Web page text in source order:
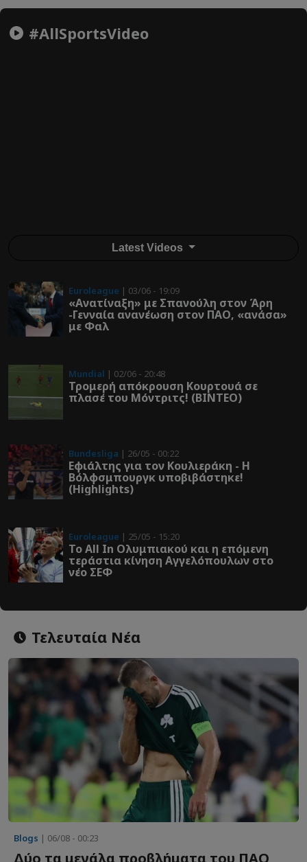
#AllSportsVideo
Latest Videos
Euroleague | 03/06 - 19:09
«Ανατίναξη» με Σπανούλη στον Άρη
-Γενναία ανανέωση στον ΠΑΟ, «ανάσα»
με Φαλ
Mundial | 02/06 - 20:48
Τρομερή απόκρουση Κουρτουά σε
πλασέ του Μόντριτς! (ΒΙΝΤΕΟ)
Bundesliga | 26/05 - 00:22
Εφιάλτης για τον Κουλιεράκη - Η
Βόλφσμπουργκ υποβιβάστηκε!
(Highlights)
Euroleague | 25/05 - 15:20
Το All In Ολυμπιακού και η επόμενη
τεράστια κίνηση Αγγελόπουλων στο
νέο ΣΕΦ
Τελευταία Νέα
Blogs | 06/08 - 00:23
Δύο τα μεγάλα προβλήματα του ΠΑΟ